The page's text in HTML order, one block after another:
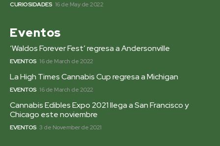
CURIOSIDADES 16 de May de 2022
Eventos
‘Waldos Forever Fest’ regresa a Andersonville
EVENTOS 16 de March de 2022
La High Times Cannabis Cup regresa a Michigan
EVENTOS 16 de March de 2022
Cannabis Edibles Expo 2021 llega a San Francisco y
Chicago este noviembre
EVENTOS 3 de November de 2021